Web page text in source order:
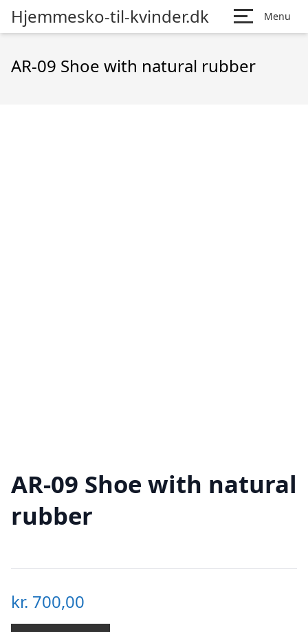
Hjemmesko-til-kvinder.dk Menu
AR-09 Shoe with natural rubber
AR-09 Shoe with natural
rubber
kr. 700,00